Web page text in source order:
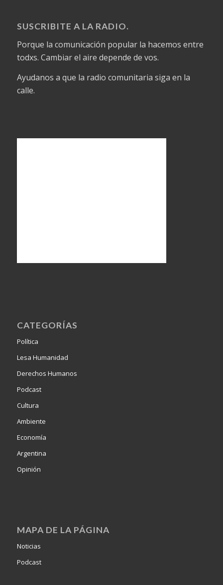
SUSCRIBITE A LA RADIO.
Porque la comunicación popular la hacemos entre
todxs. Cambiar el aire depende de vos.
Ayudanos a que la radio comunitaria siga en la
calle.
CATEGORÍAS
Política
Lesa Humanidad
Derechos Humanos
Podcast
Cultura
Ambiente
Economía
Argentina
Opinión
MAPA DE LA PÁGINA
Noticias
Podcast